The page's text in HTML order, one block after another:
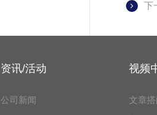
下
资讯/活动
公司新闻
视频
文章